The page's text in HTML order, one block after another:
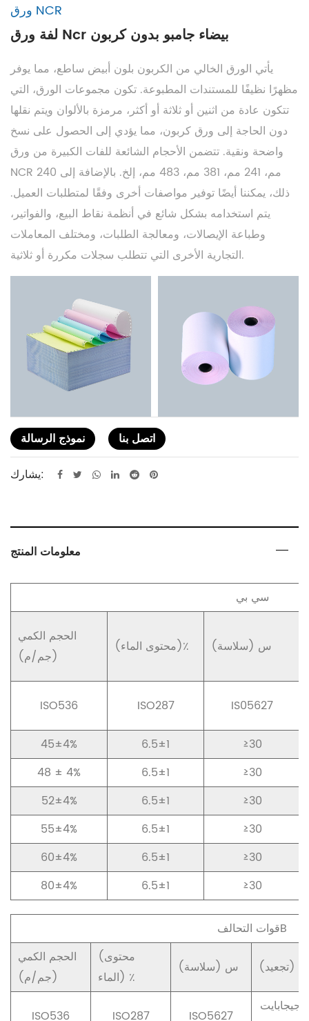
ورق NCR
لفة ورق Ncr بيضاء جامبو بدون كربون
يأتي الورق الخالي من الكربون بلون أبيض ساطع، مما يوفر
مظهرًا نظيفًا للمستندات المطبوعة. تكون مجموعات الورق، التي
تتكون عادة من اثنين أو ثلاثة أو أكثر، مرمزة بالألوان ويتم نقلها
دون الحاجة إلى ورق كربون، مما يؤدي إلى الحصول على نسخ
واضحة ونقية. تتضمن الأحجام الشائعة للفات الكبيرة من ورق
NCR 240 مم، 241 مم، 381 مم، 483 مم، إلخ. بالإضافة إلى
ذلك، يمكننا أيضًا توفير مواصفات أخرى وفقًا لمتطلبات العميل.
يتم استخدامه بشكل شائع في أنظمة نقاط البيع، والفواتير،
وطباعة الإيصالات، ومعالجة الطلبات، ومختلف المعاملات
التجارية الأخرى التي تتطلب سجلات مكررة أو ثلاثية.
نموذج الرسالة
اتصل بنا
يشارك:
معلومات المنتج
سي بي
الحجم الكمي
(جم/م)
(محتوى الماء)٪ (سلاسة) س
ISO536 ISO287 IS05627
45±4% 6.5±1
≥30
48 ± 4%
6.5±1
≥30
52±4%
6.5±1
≥30
55±4%
6.5±1
≥30
60±4%
6.5±1
≥30
80±4%
6.5±1 ≥30
قوات التحالفB
الحجم الكمي
(جم/م)
(محتوى
الماء) ٪
(سلاسة) س
ISO536 ISO287 ISO5627
جيجابايت/T16